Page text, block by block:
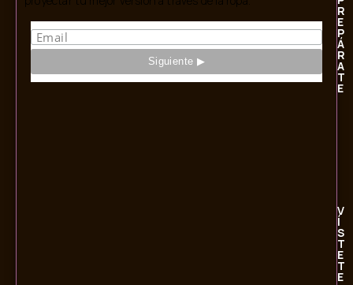
R
E
P
Á
R
A
T
E
V
Í
S
T
E
T
E